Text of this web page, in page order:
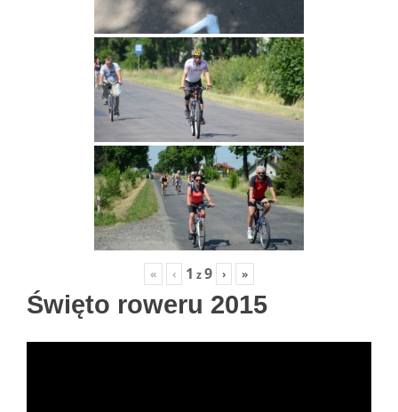
« ‹ 1 z9 › »
Święto roweru 2015